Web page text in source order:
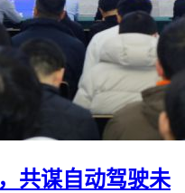
共谋自动驾驶未